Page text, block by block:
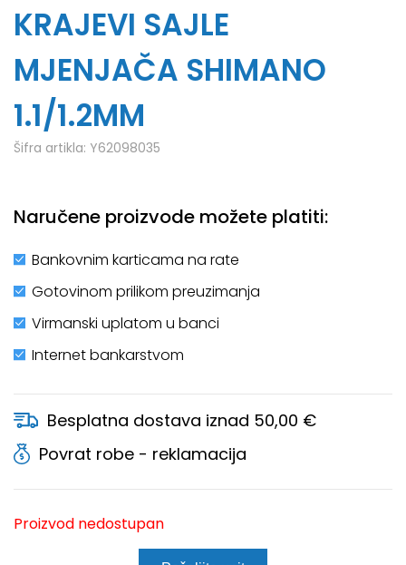
KRAJEVI SAJLE
MJENJAČA SHIMANO
1.1/1.2MM
Šifra artikla: Y62098035
Naručene proizvode možete platiti:
Bankovnim karticama na rate
Gotovinom prilikom preuzimanja
Virmanski uplatom u banci
Internet bankarstvom
Besplatna dostava iznad 50,00 €
Povrat robe - reklamacija
Proizvod nedostupan